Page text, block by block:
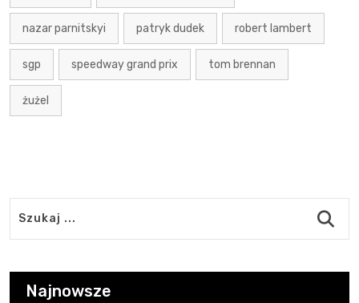
nazar parnitskyi patryk dudek robert lambert
sgp speedway grand prix tom brennan
żużel
Najnowsze